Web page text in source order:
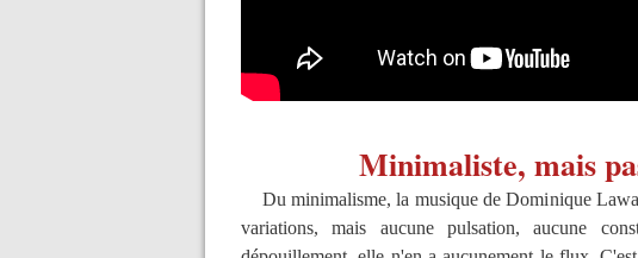
Minimaliste, mais
Du minimalisme, la musique de Dominique
variations, mais aucune pulsation, aucune